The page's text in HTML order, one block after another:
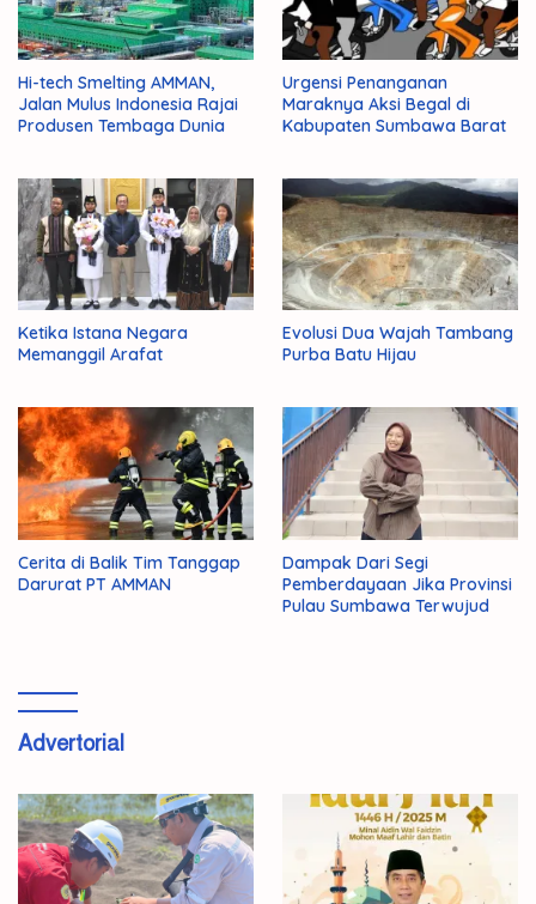
Hi-tech Smelting AMMAN,
Jalan Mulus Indonesia Rajai
Produsen Tembaga Dunia
Urgensi Penanganan
Maraknya Aksi Begal di
Kabupaten Sumbawa Barat
Ketika Istana Negara
Memanggil Arafat
Evolusi Dua Wajah Tambang
Purba Batu Hijau
Cerita di Balik Tim Tanggap
Darurat PT AMMAN
Dampak Dari Segi
Pemberdayaan Jika Provinsi
Pulau Sumbawa Terwujud
Advertorial